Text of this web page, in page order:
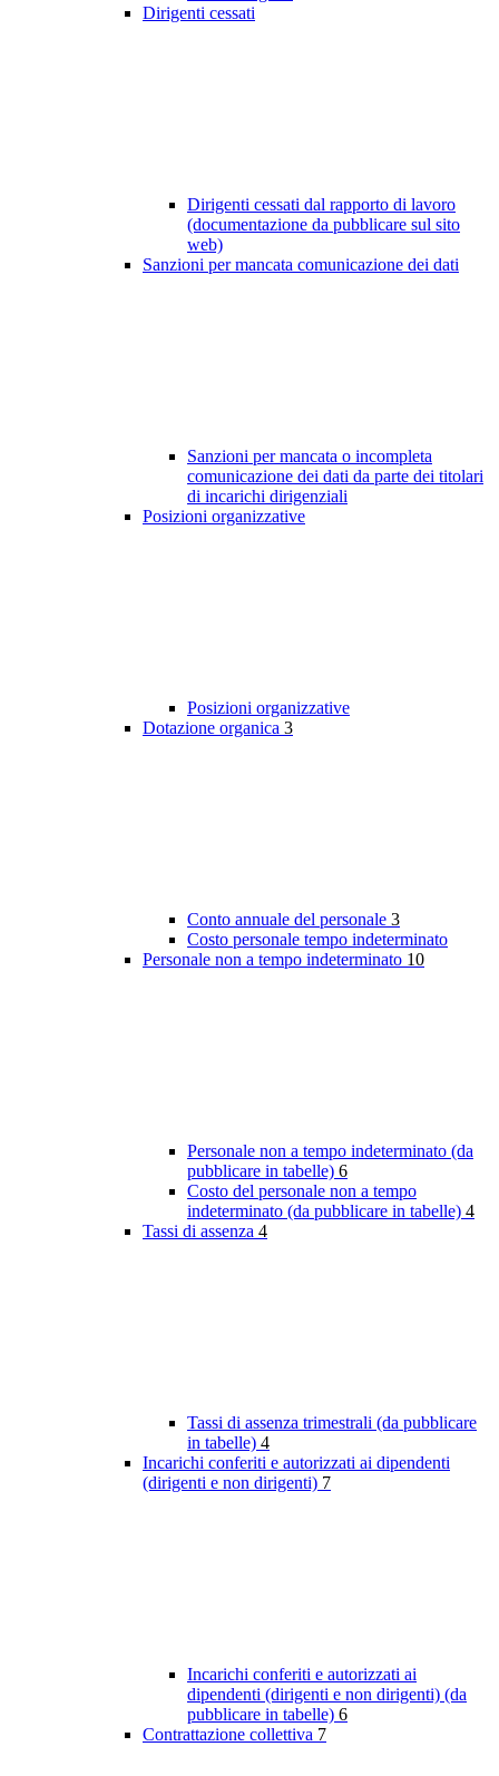
Dirigenti cessati
Dirigenti cessati dal rapporto di lavoro
(documentazione da pubblicare sul sito
web)
Sanzioni per mancata comunicazione dei dati
Sanzioni per mancata o incompleta
comunicazione dei dati da parte dei titolari
di incarichi dirigenziali
Posizioni organizzative
Posizioni organizzative
Dotazione organica 3
Conto annuale del personale 3
Costo personale tempo indeterminato
Personale non a tempo indeterminato 10
Personale non a tempo indeterminato (da
pubblicare in tabelle) 6
Costo del personale non a tempo
indeterminato (da pubblicare in tabelle) 4
Tassi di assenza 4
Tassi di assenza trimestrali (da pubblicare
in tabelle) 4
Incarichi conferiti e autorizzati ai dipendenti
(dirigenti e non dirigenti) 7
Incarichi conferiti e autorizzati ai
dipendenti (dirigenti e non dirigenti) (da
pubblicare in tabelle) 6
Contrattazione collettiva 7